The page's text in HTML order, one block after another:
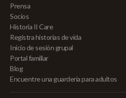
Prensa
Socios
Historia II Care
Registra historias de vida
Inicio de sesión grupal
Portal familiar
Blog
Encuentre una guardería para adultos